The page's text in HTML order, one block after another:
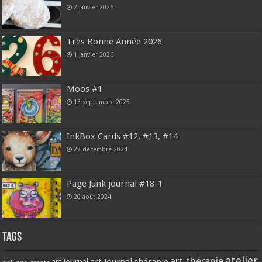
2 janvier 2026
Très Bonne Année 2026
1 janvier 2026
Moos #1
13 septembre 2025
InkBox Cards #12, #13, #14
27 décembre 2024
Page Junk journal #18-1
20 août 2024
Tags